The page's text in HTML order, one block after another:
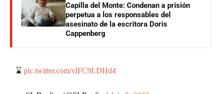
Capilla del Monte: Condenan a prisión
perpetua a los responsables del
asesinato de la escritora Doris
Cappenberg
⌛pic.twitter.com/vlFC9LDHd4